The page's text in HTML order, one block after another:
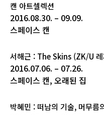
캔 아트셀렉션
2016.08.30. – 09.09.
스페이스 캔
서해근 : The Skins (ZK/U
2016.07.06. – 07.26.
스페이스 캔, 오래된 집
박혜민 : 떠남의 기술, 머무